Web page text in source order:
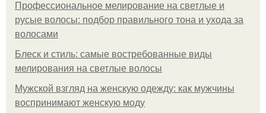
Профессиональное мелирование на светлые и
русые волосы: подбор правильного тона и ухода за
волосами
Блеск и стиль: самые востребованные виды
мелирования на светлые волосы
Мужской взгляд на женскую одежду: как мужчины
воспринимают женскую моду